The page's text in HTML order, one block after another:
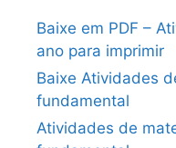
Baixe em PDF –
ano para imprimir
Baixe Atividades
fundamental
Atividades de